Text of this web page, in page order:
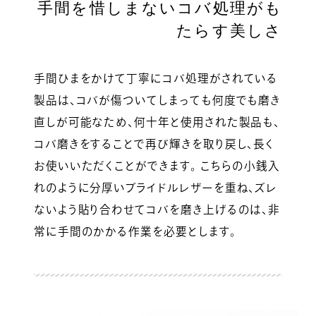
手間を惜しまないコバ処理がも
たらす美しさ
手間ひまをかけて丁寧にコバ処理がされている
製品は、コバが傷ついてしまっても何度でも磨き
直しが可能なため、何十年と使用された製品も、
コバ磨きをすることで再び輝きを取り戻し、長く
お使いいただくことができます。 こちらの小銭入
れのように分厚いブライドルレザーを重ね、ズレ
ないよう貼り合わせてコバを磨き上げるのは、非
常に手間のかかる作業を必要とします。